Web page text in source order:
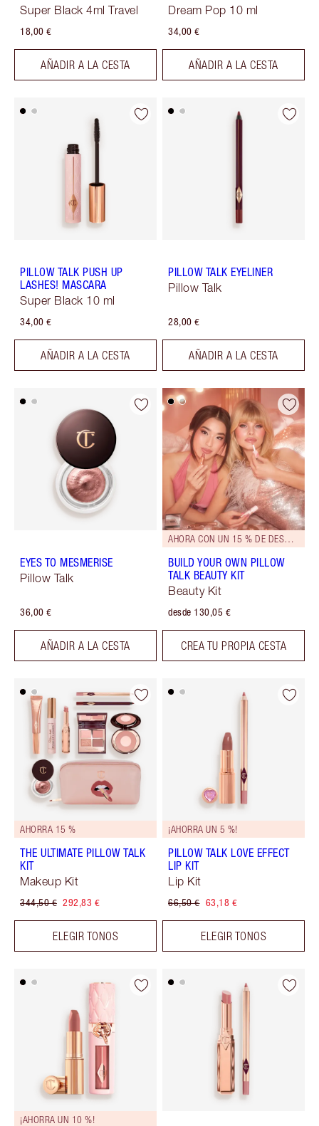
Super Black 4ml Travel
18,00 €
AÑADIR A LA CESTA
Dream Pop 10 ml
34,00 €
AÑADIR A LA CESTA
PILLOW TALK PUSH UP
LASHES! MASCARA
Super Black 10 ml
34,00 €
AÑADIR A LA CESTA
PILLOW TALK EYELINER
Pillow Talk
28,00 €
AÑADIR A LA CESTA
EYES TO MESMERISE
Pillow Talk
36,00 €
AÑADIR A LA CESTA
AHORA CON UN 15 % DE DESCUENTO
BUILD YOUR OWN PILLOW
TALK BEAUTY KIT
Beauty Kit
desde 130,05 €
CREA TU PROPIA CESTA
AHORRA 15 %
THE ULTIMATE PILLOW TALK
KIT
Makeup Kit
344,50 € 292,83 €
ELEGIR TONOS
¡AHORRA UN 5 %!
PILLOW TALK LOVE EFFECT
LIP KIT
Lip Kit
66,50 € 63,18 €
ELEGIR TONOS
¡AHORRA UN 10 %!